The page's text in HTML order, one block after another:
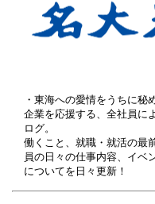
・東海への愛情をうちに秘
企業を応援する、全社員に
ログ。
働くこと、就職・就活の最
員の日々の仕事内容、イベ
についてを日々更新！